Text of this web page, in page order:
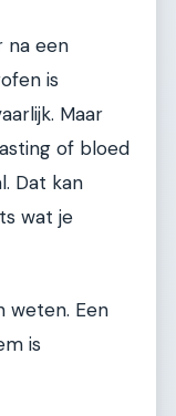
na een
is
Maar
of bloed
Dat kan
wat je
weten. Een
is